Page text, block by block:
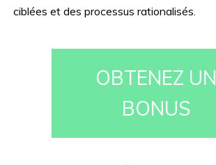
ciblées et des processus rationalisés.
OBTENEZ UN
BONUS